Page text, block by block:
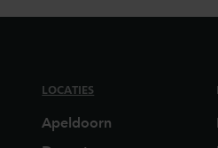
LOCATIES
Apeldoorn